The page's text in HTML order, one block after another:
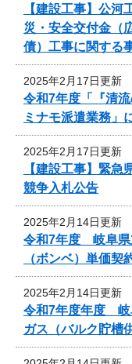
【建設工事】公
災・安全交付金（
債）工事に関する
2025年2月17日更新
令和7年度「『清
ミナモ派遣業務」
2025年2月17日更新
【建設工事】緊
競争入札公告
2025年2月14日更新
令和7年度 岐阜県
（ボンベ）単価契
2025年2月14日更新
令和7年度年度 岐
ガス（バルク貯槽